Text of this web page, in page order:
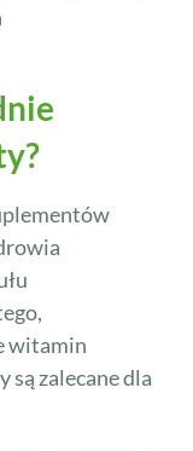
witamin
są zalecane dla